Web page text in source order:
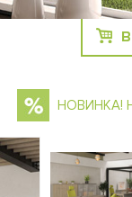
НОВИНКА!